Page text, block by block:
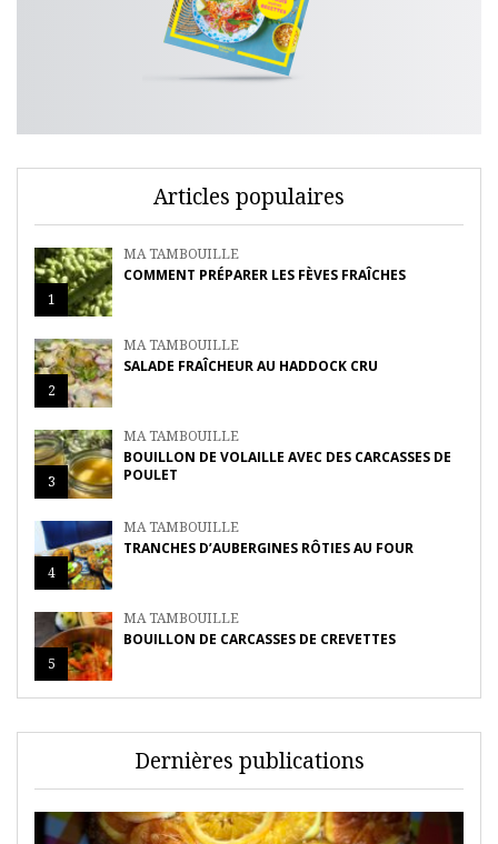
Articles populaires
1
MA TAMBOUILLE
COMMENT PRÉPARER LES FÈVES FRAÎCHES
2
MA TAMBOUILLE
SALADE FRAÎCHEUR AU HADDOCK CRU
3
MA TAMBOUILLE
BOUILLON DE VOLAILLE AVEC DES CARCASSES DE
POULET
4
MA TAMBOUILLE
TRANCHES D’AUBERGINES RÔTIES AU FOUR
5
MA TAMBOUILLE
BOUILLON DE CARCASSES DE CREVETTES
Dernières publications